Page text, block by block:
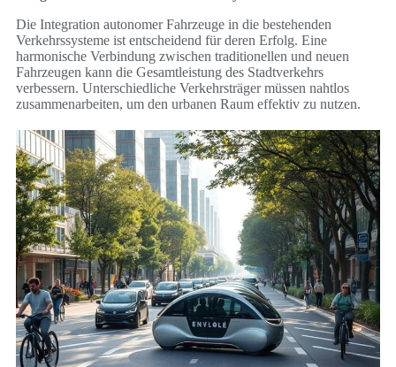
Die Integration autonomer Fahrzeuge in die bestehenden
Verkehrssysteme ist entscheidend für deren Erfolg. Eine
harmonische Verbindung zwischen traditionellen und neuen
Fahrzeugen kann die Gesamtleistung des Stadtverkehrs
verbessern. Unterschiedliche Verkehrsträger müssen nahtlos
zusammenarbeiten, um den urbanen Raum effektiv zu nutzen.